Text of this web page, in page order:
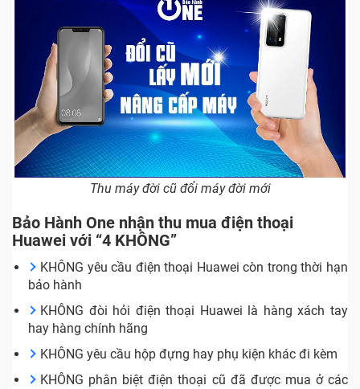
Thu máy đời cũ đổi máy đời mới
Bảo Hành One nhận thu mua điện thoại
Huawei với “4 KHÔNG”
KHÔNG yêu cầu điện thoại Huawei còn trong thời hạn
bảo hành
KHÔNG đòi hỏi điện thoại Huawei là hàng xách tay
hay hàng chính hãng
KHÔNG yêu cầu hộp đựng hay phụ kiện khác đi kèm
KHÔNG phân biệt điện thoại cũ đã được mua ở các